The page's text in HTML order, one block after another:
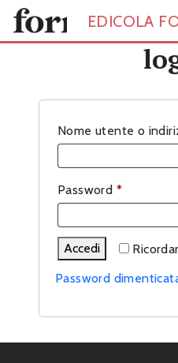
Skip to main content
EDICOLA
Nome utente o
Password *Richiesto
Accedi
Password